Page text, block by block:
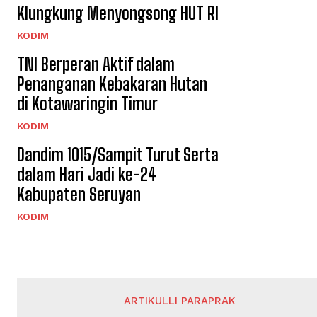
Klungkung Menyongsong HUT RI
KODIM
TNI Berperan Aktif dalam
Penanganan Kebakaran Hutan
di Kotawaringin Timur
KODIM
Dandim 1015/Sampit Turut Serta
dalam Hari Jadi ke-24
Kabupaten Seruyan
KODIM
ARTIKULLI PARAPRAK